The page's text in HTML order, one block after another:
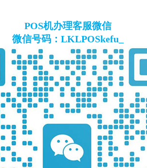
POS机办理客服微信
微信号码：LKLPOSkefu_